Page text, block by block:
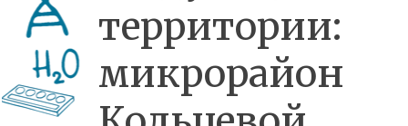
территории:
микрорайон